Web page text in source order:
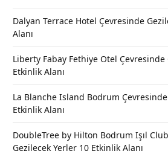
Dalyan Terrace Hotel Çevresinde
Alanı
Liberty Fabay Fethiye Otel Çevresinde
Etkinlik Alanı
La Blanche Island Bodrum
Etkinlik Alanı
DoubleTree by Hilton Bodrum Işıl
Gezilecek Yerler 10 Etkinlik Alanı